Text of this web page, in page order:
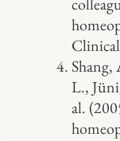
L.,
al.